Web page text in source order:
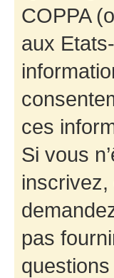
COPPA
aux
ces
Si vous
pas